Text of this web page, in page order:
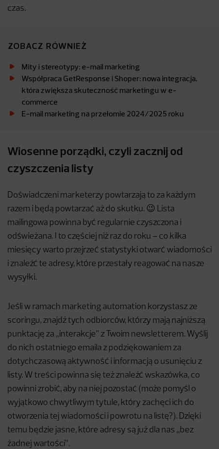
czas.
ZOBACZ RÓWNIEŻ
Mity i stereotypy: e-mail marketing
Współpraca GetResponse i Shoper: nowa integracja,
która zwiększa skuteczność marketingu w e-
commerce
E-mail marketing na przełomie 2024/2025 roku
Wiosenne porządki, czyli zacznij od
czyszczenia listy
Doświadczeni marketerzy powtarzają to za każdym
razem i będą powtarzać aż do skutku. 😉 Lista
mailingowa powinna być regularnie czyszczona i
odświeżana. I to częściej niż raz do roku – co kilka
miesięcy warto przejrzeć statystyki otwarć wiadomości
i znaleźć te adresy, które przestały reagować na nasze
wysyłki.
Jeśli w ramach marketing automation korzystasz ze
scoringu, znajdź tych odbiorców, którzy mają najniższą
punktację za „interakcje” z Twoim newsletterem. Wyślij
do nich ostatniego emaila z podziękowaniem za
dotychczasową aktywność i informacją o usunięciu z
listy. W treści powinna się też znaleźć wskazówka, co
powinni zrobić, aby na niej pozostać (może pomyśl o
wyjątkowo chwytliwym tytule, który zachęci ich do
otworzenia tej wiadomości i powrotu na listę?). Dzięki
temu będzie jasne, które adresy są już dla nas „bez
żadnej wartości”.